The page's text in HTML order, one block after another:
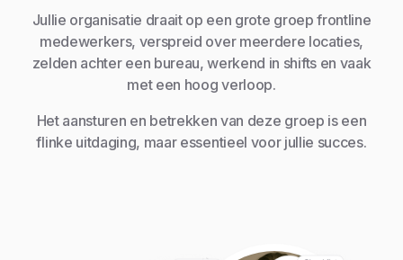
Jullie organisatie draait op een grote groep frontline
medewerkers, verspreid over meerdere locaties,
zelden achter een bureau, werkend in shifts en vaak
met een hoog verloop.
Het aansturen en betrekken van deze groep is een
flinke uitdaging, maar essentieel voor jullie succes.